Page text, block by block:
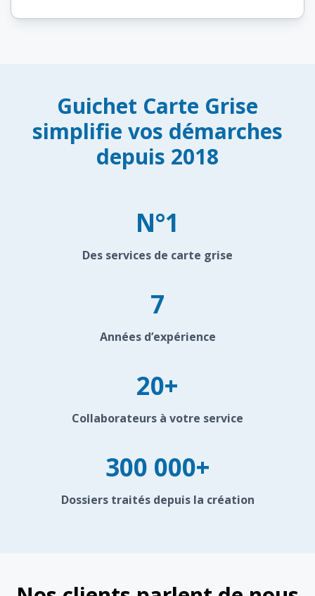
Guichet Carte Grise
simplifie vos démarches
depuis 2018
N°1
Des services de carte grise
7
Années d’expérience
20+
Collaborateurs à votre service
300 000+
Dossiers traités depuis la création